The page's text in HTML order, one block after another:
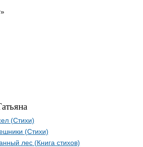
(Стихи)
(Стихи)
лес (Книга стихов)